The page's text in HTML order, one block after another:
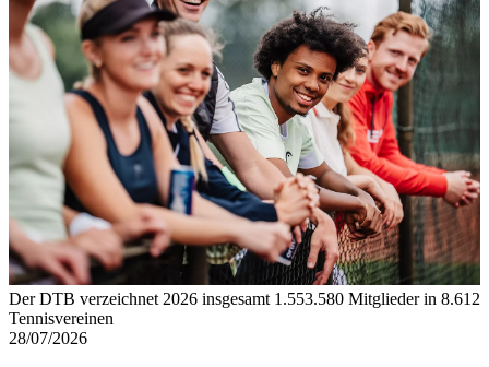
Der DTB verzeichnet 2026 insgesamt 1.553.580 Mitglieder in 8.612
Tennisvereinen
28/07/2026